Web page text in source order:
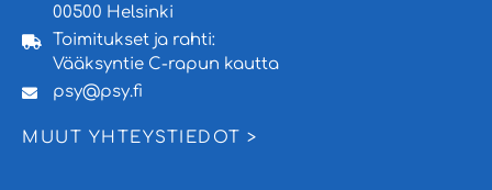
00500 Helsinki
Toimitukset ja rahti:
Vääksyntie C-rapun kautta
psy@psy.fi
MUUT YHTEYSTIEDOT >